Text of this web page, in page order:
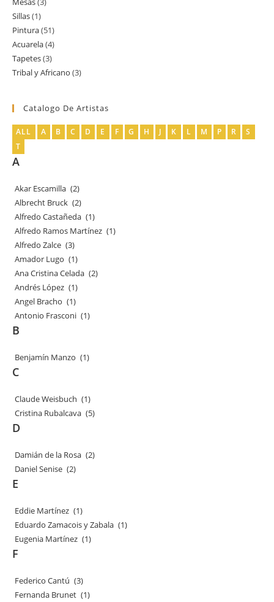
Sillas 11
producto
Pintura 5151
productos
Acuarela 44
productos
Tapetes 33
productos
Tribal y Africano 33
Catalogo De Artistas
ALL A B C D E F G H J K L M P R
S
T
A
Akar Escamilla (2)
Albrecht Bruck (2)
Alfredo Castañeda (1)
Alfredo Ramos Martínez (1)
Alfredo Zalce (3)
Amador Lugo (1)
Ana Cristina Celada (2)
Andrés López (1)
Angel Bracho (1)
Antonio Frasconi (1)
B
Benjamín Manzo (1)
C
Claude Weisbuch (1)
Cristina Rubalcava (5)
D
Damián de la Rosa (2)
Daniel Senise (2)
E
Eddie Martínez (1)
Eduardo Zamacois y Zabala (1)
Eugenia Martínez (1)
F
Federico Cantú (3)
Fernanda Brunet (1)